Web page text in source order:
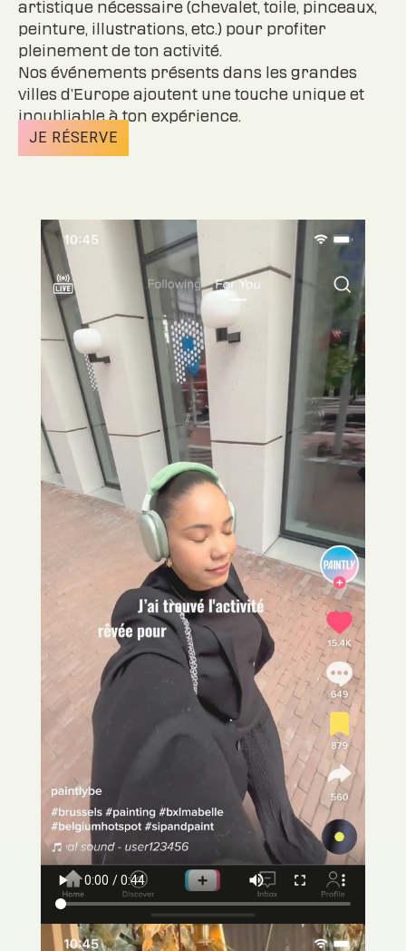
artistique nécessaire (chevalet, toile, pinceaux,
peinture, illustrations, etc.) pour profiter
pleinement de ton activité.
Nos événements présents dans les grandes
villes d’Europe ajoutent une touche unique et
inoubliable à ton expérience.
JE RÉSERVE